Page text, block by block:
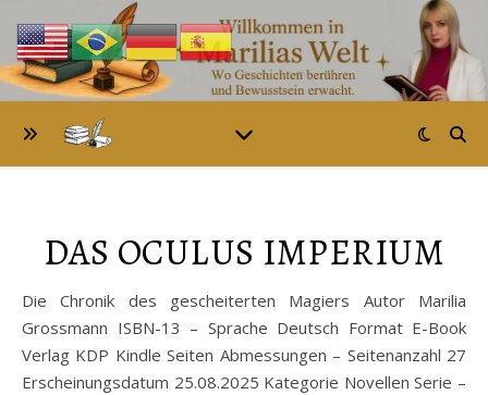
DAS OCULUS IMPERIUM
Die Chronik des gescheiterten Magiers Autor Marilia
Grossmann ISBN-13 – Sprache Deutsch Format E-Book
Verlag KDP Kindle Seiten Abmessungen – Seitenanzahl 27
Erscheinungsdatum 25.08.2025 Kategorie Novellen Serie –